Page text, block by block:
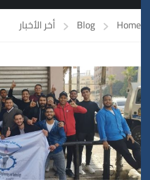
Home
Blog أخر الأخبار